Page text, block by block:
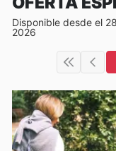
Disponible desde el
2026